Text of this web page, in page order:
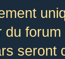
seront